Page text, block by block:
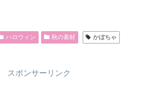
ハロウィン 秋の素材
かぼちゃ
スポンサーリンク